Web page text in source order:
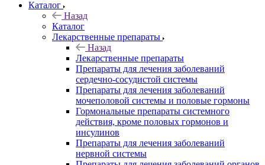
Каталог
Назад
Каталог
Лекарственные препараты
Назад
Лекарственные препараты
Препараты для лечения заболеваний
сердечно-сосудистой системы
Препараты для лечения заболеваний
мочеполовой системы и половые гормоны
Гормональные препараты системного
действия, кроме половых гормонов и
инсулинов
Препараты для лечения заболеваний
нервной системы